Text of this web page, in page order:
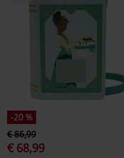
-20 %
€ 86,99
€ 68,99